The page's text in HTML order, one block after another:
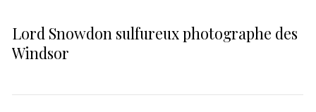
Lord Snowdon sulfureux photographe des
Windsor